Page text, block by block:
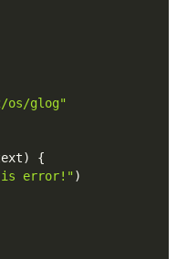
os/glog"
)
{
is error!")